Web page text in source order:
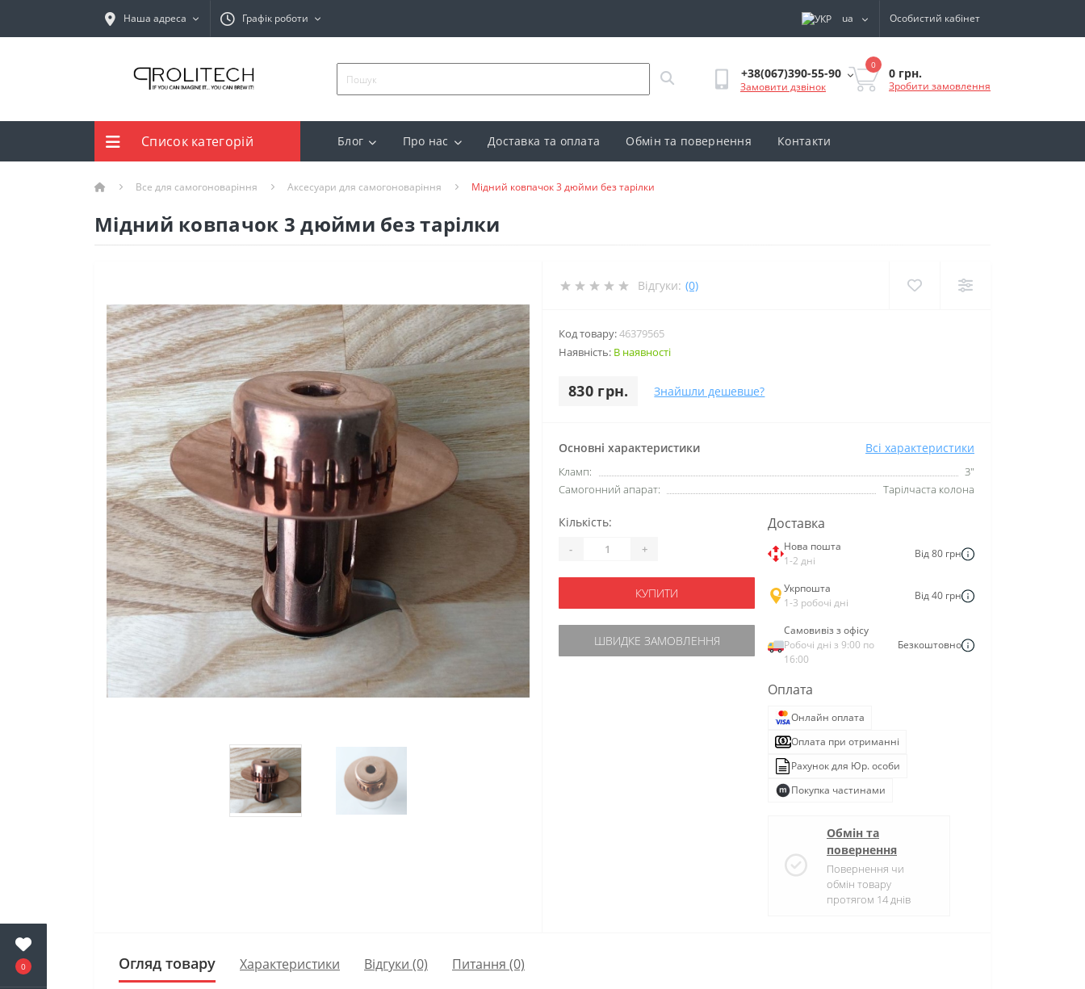
0
Наша адреса Графік роботи ua Особистий кабінет
+38(067)390-55-90
Замовити дзвінок
0
0 грн.
Зробити замовлення
Список категорій Блог Про нас Доставка та оплата Обмін та повернення Контакти
Все для самогоноваріння Аксесуари для самогоноваріння Мідний ковпачок 3 дюйми без тарілки
Мідний ковпачок 3 дюйми без тарілки
Відгуки: (0)
Код товару:46379565
Наявність: В наявності
830 грн. Знайшли дешевше?
Основні характеристики Всі характеристики
Кламп:
3"
Самогонний апарат:
Тарілчаста колона
Кількість:
- +
КУПИТИ
ШВИДКЕ ЗАМОВЛЕННЯ
Доставка
Нова пошта
1-2 дні
Від 80 грн
Укрпошта
1-3 робочі дні
Від 40 грн
Самовивіз з офісу
Робочі дні з 9:00 по
16:00
Безкоштовно
Оплата
Онлайн оплата
Оплата при отриманні
Рахунок для Юр. особи
Покупка частинами
Обмін та
повернення
Повернення чи
обмін товару
протягом 14 днів
Огляд товару Характеристики Відгуки (0) Питання (0)